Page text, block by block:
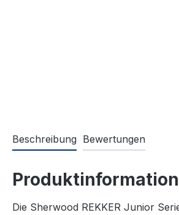
Beschreibung Bewertungen
Die Sherwood REKKER Junior